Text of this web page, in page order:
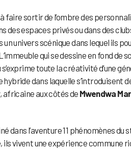
sortir de l’ombre des
des espaces privés ou dans des
univers scénique dans lequel ils
qui se dessine en fond de
toute la créativité d’une
dans laquelle s’introduisent
, africaine aux côtés de Mwendwa
dans l’aventure 11 phénomènes
ils vivent une expérience commune